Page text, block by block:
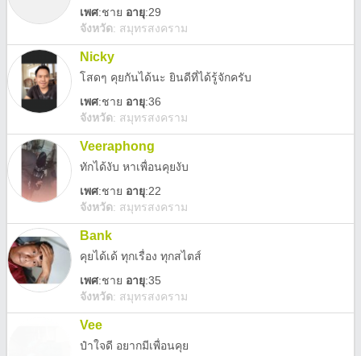
เพศ:ชาย อายุ:29
จังหวัด: สมุทรสงคราม
Nicky
โสดๆ คุยกันได้นะ ยินดีที่ได้รู้จักครับ
เพศ:ชาย อายุ:36
จังหวัด: สมุทรสงคราม
Veeraphong
ทักได้งับ หาเพื่อนคุยงับ
เพศ:ชาย อายุ:22
จังหวัด: สมุทรสงคราม
Bank
คุยได้เด้ ทุกเรื่อง ทุกสไตส์
เพศ:ชาย อายุ:35
จังหวัด: สมุทรสงคราม
Vee
ป๋าใจดี อยากมีเพื่อนคุย